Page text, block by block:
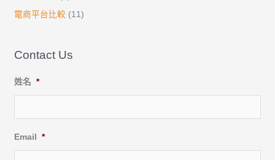
電商平台比較 (11)
Contact Us
姓名 *
Email *